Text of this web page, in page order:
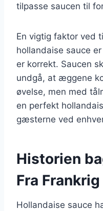
tilpasse saucen til
En vigtig faktor ved
hollandaise sauce
er korrekt. Saucen
undgå, at æggene
øvelse, men med
en perfekt
gæsterne ved
Historien
Fra
Hollandaise sauce